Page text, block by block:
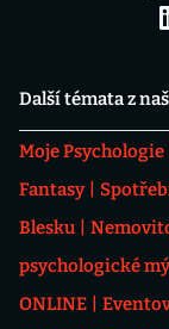
Další témata z
Moje Psychologie
Fantasy
Blesku
psychologické
ONLINE